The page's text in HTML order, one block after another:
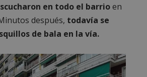
en todo el barrioen
después, todavía se
de bala en la vía.